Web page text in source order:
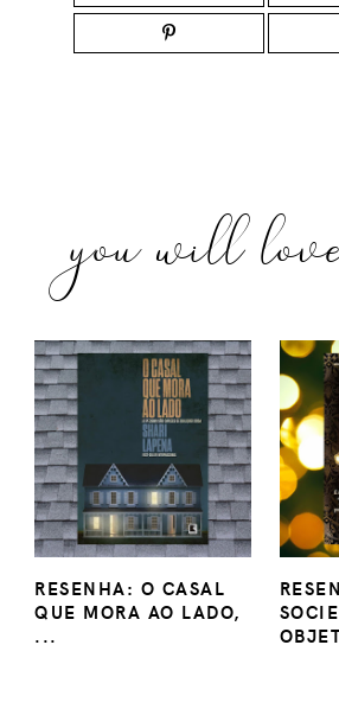
you will
RESENHA: O CASAL
QUE MORA AO LADO,
...